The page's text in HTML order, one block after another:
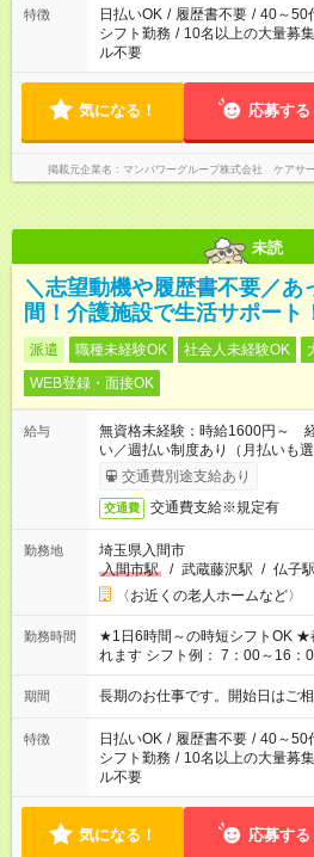
業はご案内が難しい場合があり
特徴 日払いOK / 履歴書不要 / 40～50
シフト勤務 / 10名以上の大量募集
ル不要
気になる！ 応募する
掲載元企業名 マンパワーグループ株式会社 ケアサ
未読
＼志望動機や履歴書不要／あ
間！介護施設で生活サポート
派遣 職種未経験OK 社会人未経験OK
WEB登録・面接OK
給与
無資格未経験：時給1600円～
い／週払い制度あり（月払いも
完了次第のお支払いとなります。
交通費別途支給あり
交通費 交通費支給※規定有
勤務地
埼玉県入間市
入間市駅
/ 武蔵藤沢駅 / 仏子駅
〈お近くの老人ホームなど〉
勤務時間
★1日6時間～の時短シフトOK ★都合に合わせてシフトが決めら
れます シフト例： 7：00～16：
18：00 11：00～20：00 など ※Wワークの場合、他のお仕事と
合わせ週40時間超の就業はご案
派遣法（日雇い派遣の原則禁止
業はご案内が難しい場合がありま
期間 長期のお仕事です。開始日は
特徴 日払いOK / 履歴書不要 / 40～50
シフト勤務 / 10名以上の大量募集
ル不要
気になる！ 応募する